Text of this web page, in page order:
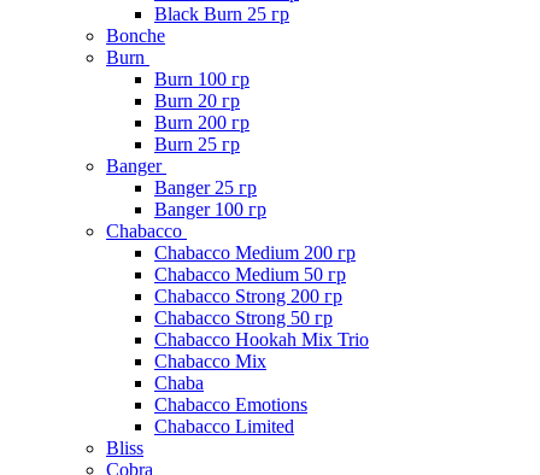
Black Burn 25 гр
Bonche
Burn
Burn 100 гр
Burn 20 гр
Burn 200 гр
Burn 25 гр
Banger
Banger 25 гр
Banger 100 гр
Chabacco
Chabacco Medium 200 гр
Chabacco Medium 50 гр
Chabacco Strong 200 гр
Chabacco Strong 50 гр
Chabacco Hookah Mix Trio
Chabacco Mix
Chaba
Chabacco Emotions
Chabacco Limited
Bliss
Cobra